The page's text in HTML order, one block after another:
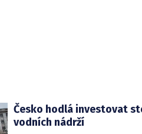
Česko hodlá investovat
vodních nádrží